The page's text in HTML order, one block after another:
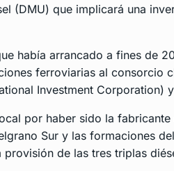
(DMU) que implicará una
había arrancado a fines de
ferroviarias al consorcio
Investment Corporation)
por haber sido la fabricante
Sur y las formaciones
de las tres triplas